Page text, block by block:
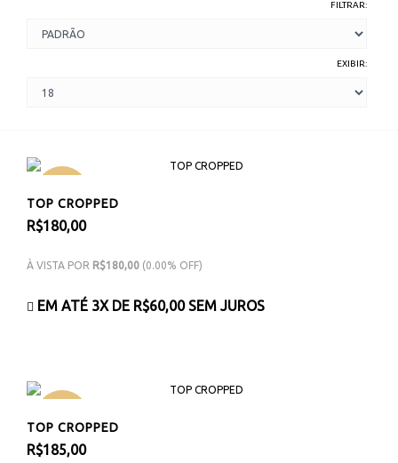
FILTRAR:
EXIBIR:
TOP CROPPED
R$180,00
À VISTA POR R$180,00 (0.00% OFF)
EM ATÉ 3X DE R$60,00SEM JUROS
TOP CROPPED
R$185,00